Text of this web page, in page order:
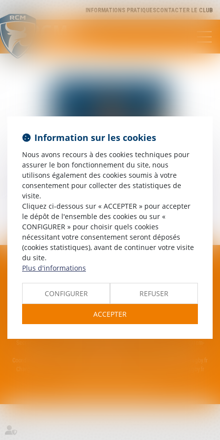
INFORMATIONS PRATIQUESCONTACTER LE CLUB
Théo DEMAS
Arrière
Mentions légalesPlan du siteContacter le Club
Secrétaire du club : Christel Anglade -
christel.anglade@rcm-
Coordinateur de projet : Hugo Dauba -
hugo.dauba@rcm-rugby.fr
Chargé de projet : Cyprien Leger -
cyprien.leger@rcm-rugby.fr
RUGBY CLUB MÉDITERRANÉE
Quai Des Arènes, 34250 Palavas-les-flots
Information sur les cookies
Nous avons recours à des cookies techniques pour
assurer le bon fonctionnement du site, nous
utilisons également des cookies soumis à votre
consentement pour collecter des statistiques de
visite.
Cliquez ci-dessous sur « ACCEPTER » pour accepter
le dépôt de l'ensemble des cookies ou sur «
CONFIGURER » pour choisir quels cookies
nécessitant votre consentement seront déposés
(cookies statistiques), avant de continuer votre visite
du site.
Plus d'informations
CONFIGURER REFUSER
ACCEPTER